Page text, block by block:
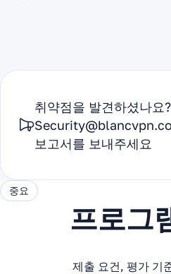
취약점을 발견하셨나요?
보고서를 보내주세요
중요
프로그
제출 요건, 평가 기